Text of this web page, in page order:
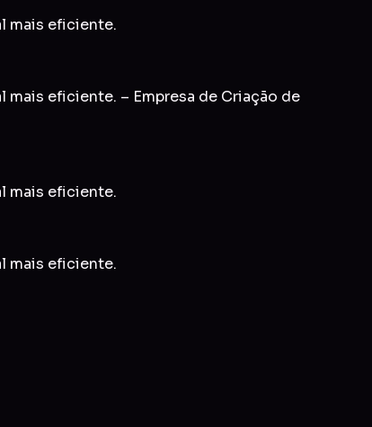
mais eficiente.
eficiente. – Empresa de Criação de
mais eficiente.
mais eficiente.